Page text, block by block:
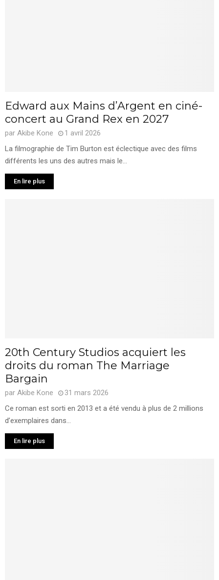
Edward aux Mains d’Argent en ciné-
concert au Grand Rex en 2027
par Akibe Kone
1 avril 2026
La filmographie de Tim Burton est éclectique avec des films
différents les uns des autres mais le...
En lire plus
20th Century Studios acquiert les
droits du roman The Marriage
Bargain
par Akibe Kone
31 mars 2026
Ce roman est sorti en 2013 et a été vendu à plus de 2 millions
d’exemplaires dans...
En lire plus